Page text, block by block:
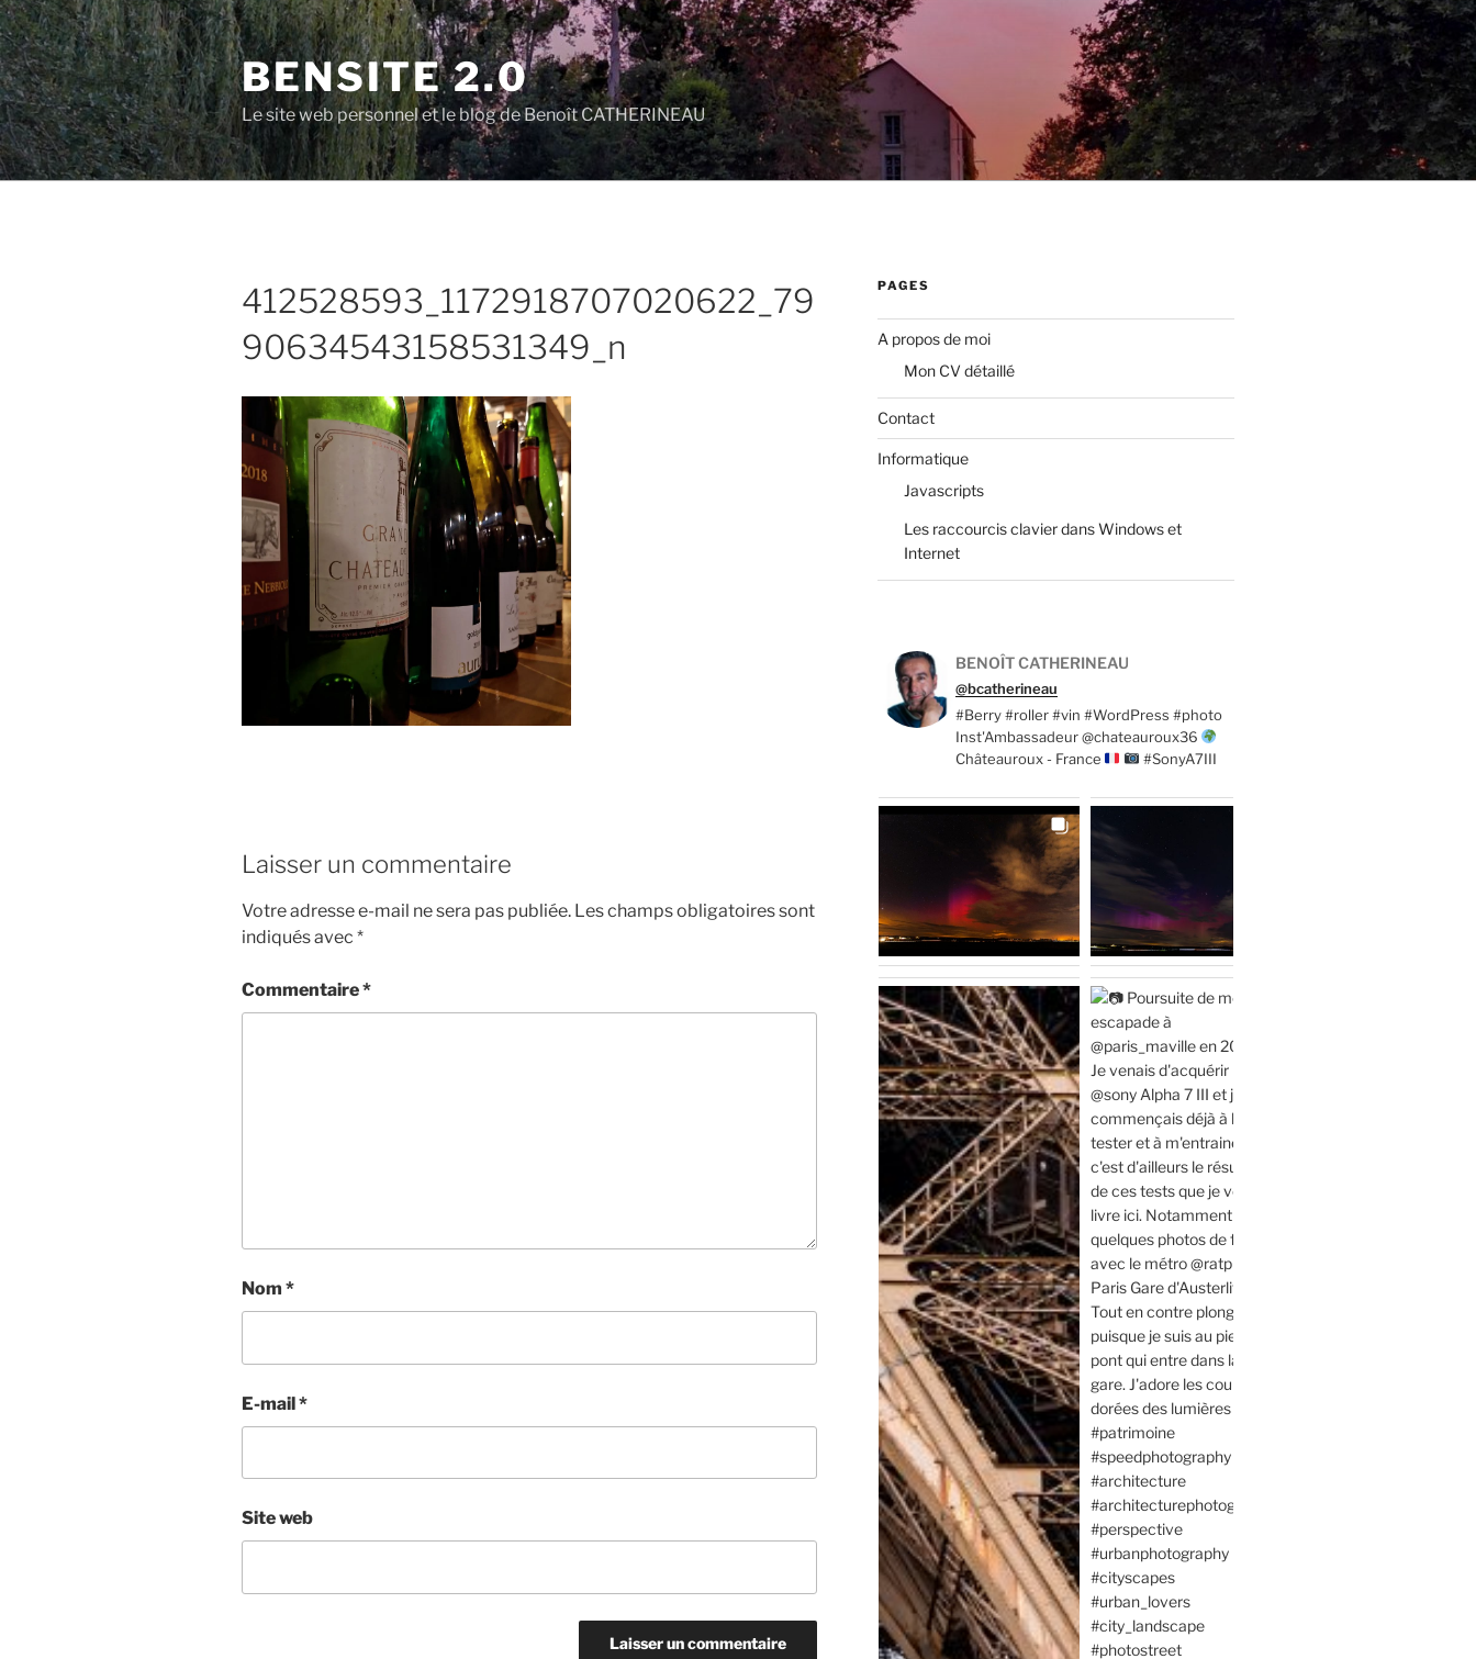
Aller
au
contenu
principal
BENSITE 2.0
Le site web personnel et le blog de Benoît CATHERINEAU
412528593_1172918707020622_79
90634543158531349_n
Laisser un commentaire
Votre adresse e-mail ne sera pas publiée. Les champs obligatoires sont
indiqués avec *
Commentaire*
Nom *
E-mail*
Site web
PAGES
A propos de moi
Mon CV détaillé
Contact
Informatique
Javascripts
Les raccourcis clavier dans Windows et
Internet
BENOÎT CATHERINEAU
@bcatherineau
#Berry #roller #vin #WordPress #photo
Inst'Ambassadeur @chateauroux36
Châteauroux - France
#SonyA7III